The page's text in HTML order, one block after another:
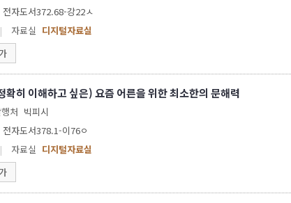
전자도서372.68-강22ㅅ
| 자료실 디지털자료실
확히 이해하고 싶은) 요즘 어른을 위한 최소한의 문해력
처 빅피시
전자도서378.1-이76ㅇ
| 자료실 디지털자료실